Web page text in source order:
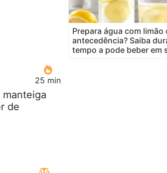
25 min
de
Prepara água com limão
antecedência? Saiba
tempo a pode beber em